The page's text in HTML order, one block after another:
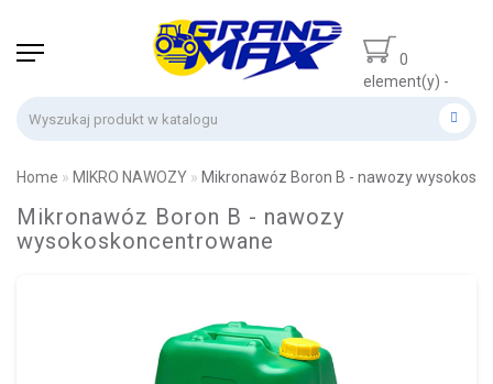
0
element(y) -
Home MIKRO NAWOZY Mikronawóz Boron B - nawozy
Mikronawóz Boron B - nawozy
wysokoskoncentrowane